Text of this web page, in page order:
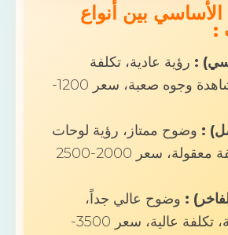
بين أنواع
عادية، تكلفة
منخفضة، مشاهدة وجوه صعبة، سعر 1200-
رؤية لوحات
سيارات، تكلفة معقولة، سعر 2000-2500
عالي جداً،
تفاصيل دقيقة، تكلفة عالية، سعر 3500-